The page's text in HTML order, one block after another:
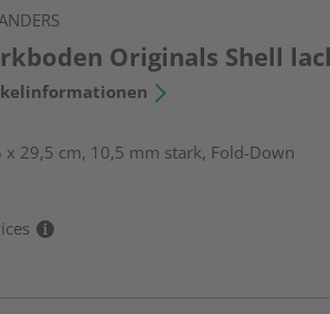
Originals Shell
x 29,5 cm, 10,5 mm stark, Fold-Down